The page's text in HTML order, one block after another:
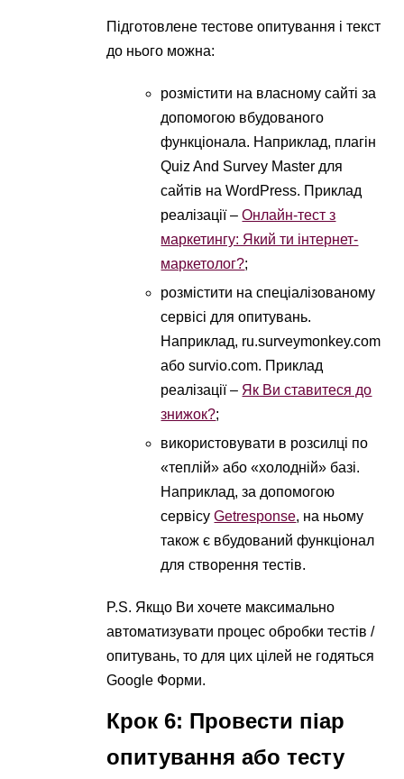
Підготовлене тестове опитування і текст
до нього можна:
розмістити на власному сайті за
допомогою вбудованого
функціонала. Наприклад, плагін
Quiz And Survey Master для
сайтів на WordPress. Приклад
реалізації –Онлайн-тест з
маркетингу: Який ти інтернет-
маркетолог?;
розмістити на спеціалізованому
сервісі для опитувань.
Наприклад, ru.surveymonkey.com
або survio.com. Приклад
реалізації – Як Ви ставитеся до
знижок?;
використовувати в розсилці по
«теплій» або «холодній» базі.
Наприклад, за допомогою
сервісуGetresponse, на ньому
також є вбудований функціонал
для створення тестів.
P.S. Якщо Ви хочете максимально
автоматизувати процес обробки тестів /
опитувань, то для цих цілей не годяться
Google Форми.
Крок 6: Провести піар
опитування або тесту